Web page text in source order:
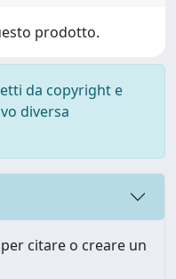
prodotto.
da copyright e
diversa
citare o creare un